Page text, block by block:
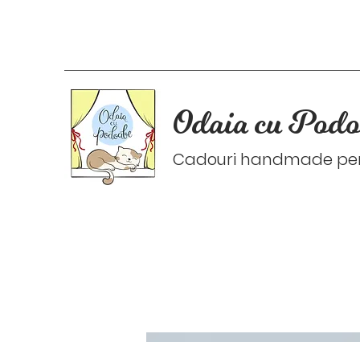
Odaia cu
Cadouri handmade